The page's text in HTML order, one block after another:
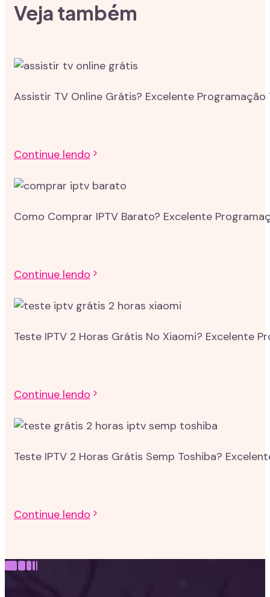
Veja também
Assistir TV Online Grátis? Excelente Programação
Continue lendo
Como Comprar IPTV Barato? Excelente
Continue lendo
Teste IPTV 2 Horas Grátis No Xiaomi? Excelente
Continue lendo
Teste IPTV 2 Horas Grátis Semp Toshiba?
Continue lendo